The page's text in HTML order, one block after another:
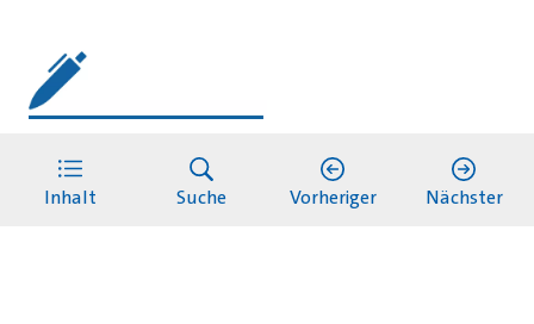
Inhalt Suche Vorheriger Nächster
LESERBRIEF SCHREIBEN
redaktion@kvhh.de